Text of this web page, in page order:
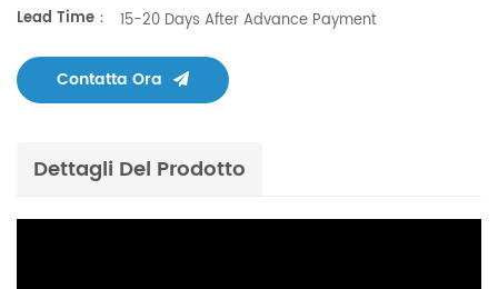
Lead Time：
15-20 Days After Advance Payment
Contatta Ora
Dettagli Del Prodotto